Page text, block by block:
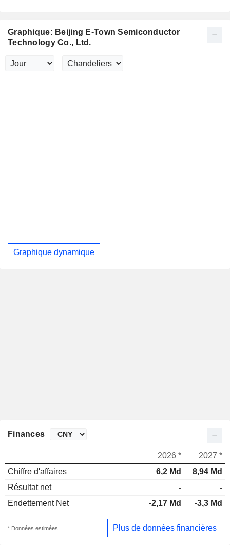
Graphique: Beijing E-Town Semiconductor
Technology Co., Ltd.
Graphique dynamique
Finances
2026 *
2027 *
Chiffre d'affaires
6,2 Md
8,94 Md
Résultat net
-
-
Endettement Net
-2,17 Md -3,3 Md
* Données estimées Plus de données financières